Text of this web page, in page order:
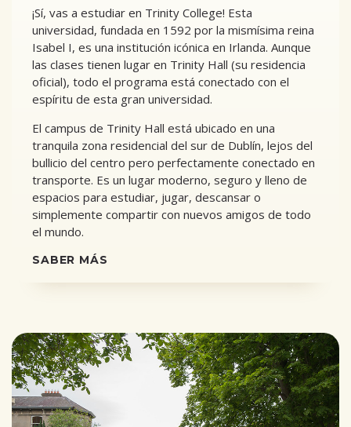
¡Sí, vas a estudiar en Trinity College! Esta
universidad, fundada en 1592 por la mismísima reina
Isabel I, es una institución icónica en Irlanda. Aunque
las clases tienen lugar en Trinity Hall (su residencia
oficial), todo el programa está conectado con el
espíritu de esta gran universidad.
El campus de Trinity Hall está ubicado en una
tranquila zona residencial del sur de Dublín, lejos del
bullicio del centro pero perfectamente conectado en
transporte. Es un lugar moderno, seguro y lleno de
espacios para estudiar, jugar, descansar o
simplemente compartir con nuevos amigos de todo
el mundo.
SABER MÁS